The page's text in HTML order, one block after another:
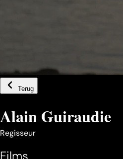
Terug
Alain Guiraudie
Regisseur